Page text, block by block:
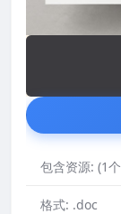
包含资源: (1
格式: .doc